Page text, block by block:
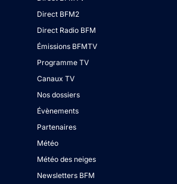
Direct BFM2
Direct Radio BFM
Émissions BFMTV
Programme TV
Canaux TV
Nos dossiers
Évènements
Partenaires
Météo
Météo des neiges
Newsletters BFM